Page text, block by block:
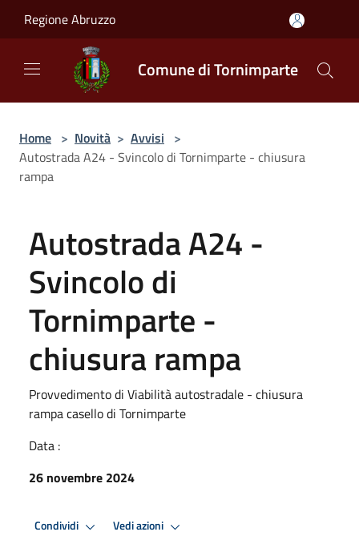
Regione Abruzzo
Comune di Tornimparte
Home > Novità > Avvisi >
Autostrada A24 - Svincolo di Tornimparte - chiusura
rampa
Autostrada A24 -
Svincolo di
Tornimparte -
chiusura rampa
Provvedimento di Viabilità autostradale - chiusura
rampa casello di Tornimparte
Data :
26 novembre 2024
Condividi Vedi azioni